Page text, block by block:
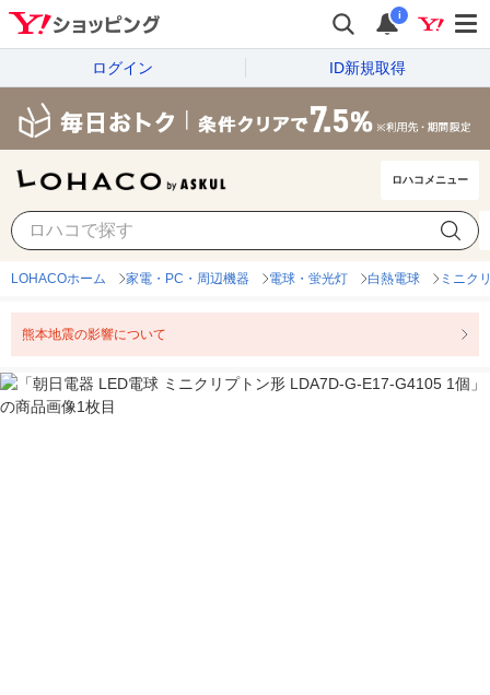
i
ログイン ID新規取得
ロハコメニュー
LOHACOホーム 家電・PC・周辺機器 電球・蛍光灯 白熱電球 ミニク
熊本地震の影響について